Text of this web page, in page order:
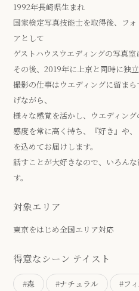
1992年長崎県生まれ
国家検定写真技能士を取得後、フ
アとして
ゲストハウスウエディングの写真室
その後、2019年に上京と同時に独
撮影の仕事はウエディングに留ま
げながら、
様々な感覚を活かし、ウエディング
感度を常に高く持ち、『好き』や
を込めてお届けします。
話すことが大好きなので、いろん
す。
対象エリア
東京をはじめ全国エリア対応
得意なシーン テイスト
#森 #ナチュラル #フ